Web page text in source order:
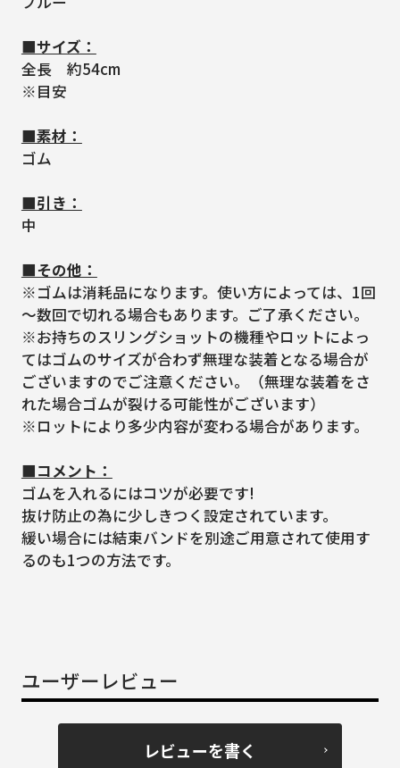
■サイズ：
全長 約54cm
※目安
■素材：
ゴム
■引き：
中
■その他：
※ゴムは消耗品になります。使い方によっては、1回
～数回で切れる場合もあります。ご了承ください。
※お持ちのスリングショットの機種やロットによっ
てはゴムのサイズが合わず無理な装着となる場合が
ございますのでご注意ください。（無理な装着をさ
れた場合ゴムが裂ける可能性がございます）
※ロットにより多少内容が変わる場合があります。
■コメント：
ゴムを入れるにはコツが必要です!
抜け防止の為に少しきつく設定されています。
緩い場合には結束バンドを別途ご用意されて使用す
るのも1つの方法です。
ユーザーレビュー
レビューを書く